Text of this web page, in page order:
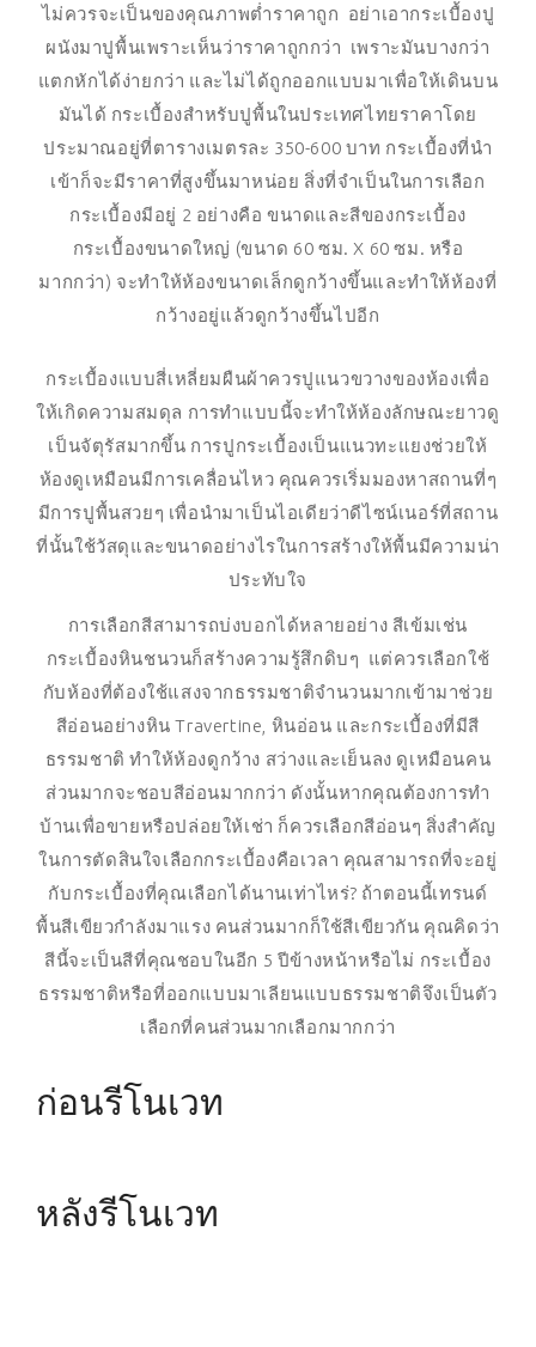
ไม่ควรจะเป็นของคุณภาพต่ำราคาถูก อย่าเอากระเบื้องปู
ผนังมาปูพื้นเพราะเห็นว่าราคาถูกกว่า เพราะมันบางกว่า
แตกหักได้ง่ายกว่า และไม่ได้ถูกออกแบบมาเพื่อให้เดินบน
มันได้ กระเบื้องสำหรับปูพื้นในประเทศไทยราคาโดย
ประมาณอยู่ที่ตารางเมตรละ 350-600 บาท กระเบื้องที่นำ
เข้าก็จะมีราคาที่สูงขึ้นมาหน่อย สิ่งที่จำเป็นในการเลือก
กระเบื้องมีอยู่ 2 อย่างคือ ขนาดและสีของกระเบื้อง
กระเบื้องขนาดใหญ่ (ขนาด 60 ซม. X 60 ซม. หรือ
มากกว่า) จะทำให้ห้องขนาดเล็กดูกว้างขึ้นและทำให้ห้องที่
กว้างอยู่แล้วดูกว้างขึ้นไปอีก
กระเบื้องแบบสี่เหลี่ยมผืนผ้าควรปูแนวขวางของห้องเพื่อ
ให้เกิดความสมดุล การทำแบบนี้จะทำให้ห้องลักษณะยาวดู
เป็นจัตุรัสมากขึ้น การปูกระเบื้องเป็นแนวทะแยงช่วยให้
ห้องดูเหมือนมีการเคลื่อนไหว คุณควรเริ่มมองหาสถานที่ๆ
มีการปูพื้นสวยๆ เพื่อนำมาเป็นไอเดียว่าดีไซน์เนอร์ที่สถาน
ที่นั้นใช้วัสดุและขนาดอย่างไรในการสร้างให้พื้นมีความน่า
ประทับใจ
การเลือกสีสามารถบ่งบอกได้หลายอย่าง สีเข้มเช่น
กระเบื้องหินชนวนก็สร้างความรู้สึกดิบๆ แต่ควรเลือกใช้
กับห้องที่ต้องใช้แสงจากธรรมชาติจำนวนมากเข้ามาช่วย
สีอ่อนอย่างหิน Travertine, หินอ่อน และกระเบื้องที่มีสี
ธรรมชาติ ทำให้ห้องดูกว้าง สว่างและเย็นลง ดูเหมือนคน
ส่วนมากจะชอบสีอ่อนมากกว่า ดังนั้นหากคุณต้องการทำ
บ้านเพื่อขายหรือปล่อยให้เช่า ก็ควรเลือกสีอ่อนๆ สิ่งสำคัญ
ในการตัดสินใจเลือกกระเบื้องคือเวลา คุณสามารถที่จะอยู่
กับกระเบื้องที่คุณเลือกได้นานเท่าไหร่? ถ้าตอนนี้เทรนด์
พื้นสีเขียวกำลังมาแรง คนส่วนมากก็ใช้สีเขียวกัน คุณคิดว่า
สีนี้จะเป็นสีที่คุณชอบในอีก 5 ปีข้างหน้าหรือไม่ กระเบื้อง
ธรรมชาติหรือที่ออกแบบมาเลียนแบบธรรมชาติจึงเป็นตัว
เลือกที่คนส่วนมากเลือกมากกว่า
ก่อนรีโนเวท
หลังรีโนเวท